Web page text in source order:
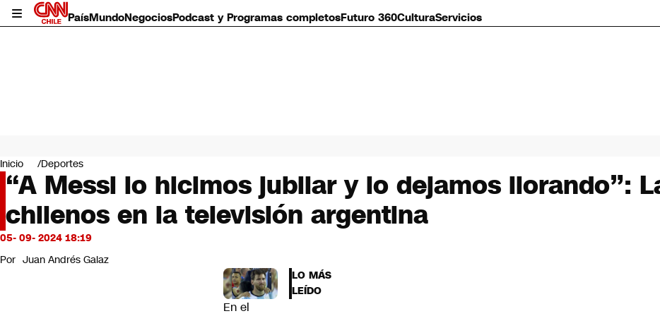
PaísMundoNegociosPodcast y Programas completosFuturo 360CulturaServicios
Mundo
Negocios
Deportes
Programas completos
Cultura
Servicios
Bits
CNN Data
Inicio Deportes
“A Messi lo hicimos jubilar y lo dejamos llorando”:
chilenos en la televisión argentina
05- 09- 2024 18:19
Por Juan Andrés Galaz
En el
LO MÁS
LEÍDO